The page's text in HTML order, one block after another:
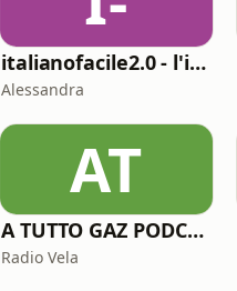
italianofacile2.0 - l'italiano con le canzoni
Alessandra
AT
A TUTTO GAZ PODCAST
Radio Vela